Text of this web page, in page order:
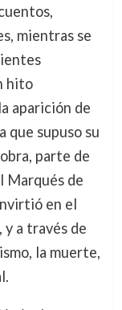
mientras se
hito
aparición de
que supuso su
parte de
Marqués de
en el
a través de
la muerte,